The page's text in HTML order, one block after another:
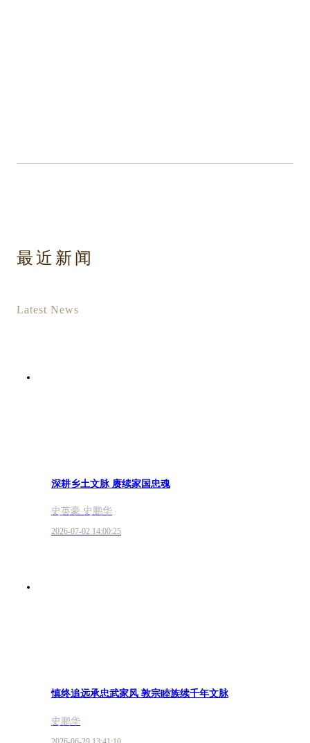
最近新闻
Latest News
深耕乡土文脉 赓续家国忠魂
史英豪 史鹏华
2026-07-02 14:00:25
慎终追远承忠武家风 敦宗睦族续千年文脉
史鹏华